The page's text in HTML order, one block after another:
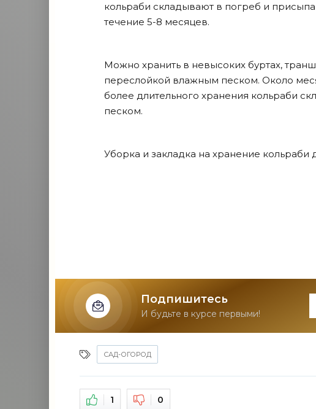
кольраби складывают в погреб и
течение 5-8 месяцев.
Можно хранить в невысоких буртах,
переслойкой влажным песком. Около
более длительного хранения кольраби
песком.
Уборка и закладка на хранение
Подпишитесь
И будьте в курсе первыми!
САД-ОГОРОД
1 0